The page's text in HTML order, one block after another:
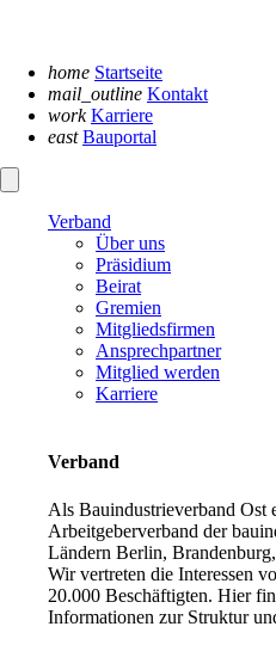
home Startseite
mail_outline Kontakt
work Karriere
east Bauportal
Verband
Über uns
Präsidium
Beirat
Gremien
Mitgliedsfirmen
Ansprechpartner
Mitglied werden
Karriere
Verband
Als Bauindustrieverband Ost
Arbeitgeberverband der
Ländern Berlin,
Wir vertreten die Interessen
20.000 Beschäftigten. Hier
Informationen zur Struktur